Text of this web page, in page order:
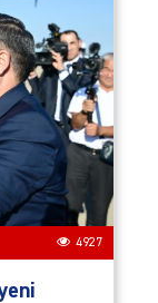
4927